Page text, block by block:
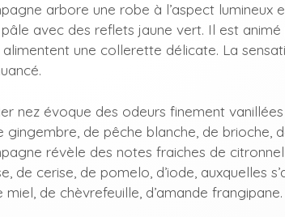
arbore une robe à l’aspect lumineux
avec des reflets jaune vert. Il est
alimentent une collerette délicate. La
nez évoque des odeurs finement
gingembre, de pêche blanche, de brioche,
révèle des notes fraiches de
de cerise, de pomelo, d’iode, auxquelles
miel, de chèvrefeuille, d’amande frangipane.